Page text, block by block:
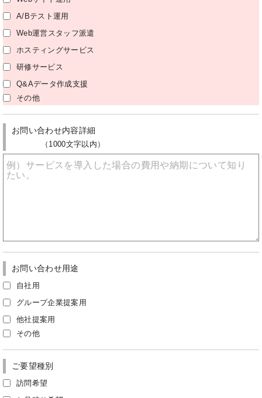
A/Bテスト運用
Web運営スタッフ派遣
ホスティングサービス
研修サービス
Q&Aデータ作成支援
その他
お問い合わせ内容詳細
（1000文字以内）
お問い合わせ用途
自社用
グループ企業提案用
他社提案用
その他
ご要望種別
訪問希望